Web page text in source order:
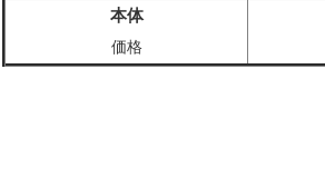
本体
価格